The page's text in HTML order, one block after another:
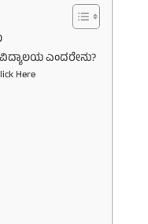
ಎಂದರೇನು?
Here